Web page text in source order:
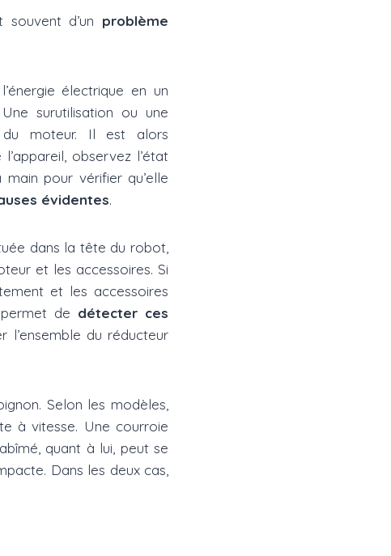
d’un problème
électrique en un
surutilisation ou une
du moteur. Il est alors
observez l’état
pour vérifier qu’elle
évidentes.
dans la tête du robot,
et les accessoires. Si
et les accessoires
de détecter ces
du réducteur
Selon les modèles,
à vitesse. Une courroie
quant à lui, peut se
Dans les deux cas,